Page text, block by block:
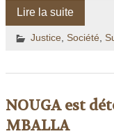
Lire la suite
Justice, Société,
NOUGA est
MBALLA